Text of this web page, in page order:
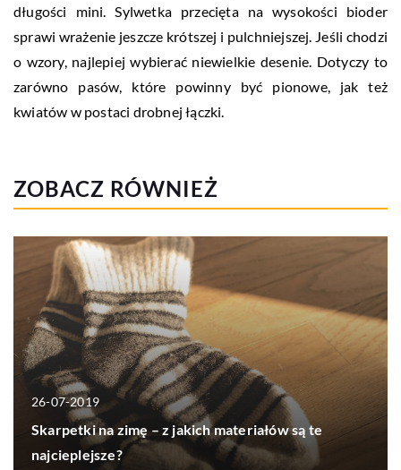
długości mini. Sylwetka przecięta na wysokości bioder
sprawi wrażenie jeszcze krótszej i pulchniejszej. Jeśli chodzi
o wzory, najlepiej wybierać niewielkie desenie. Dotyczy to
zarówno pasów, które powinny być pionowe, jak też
kwiatów w postaci drobnej łączki.
ZOBACZ RÓWNIEŻ
26-07-2019
Skarpetki na zimę – z jakich materiałów są te
najcieplejsze?